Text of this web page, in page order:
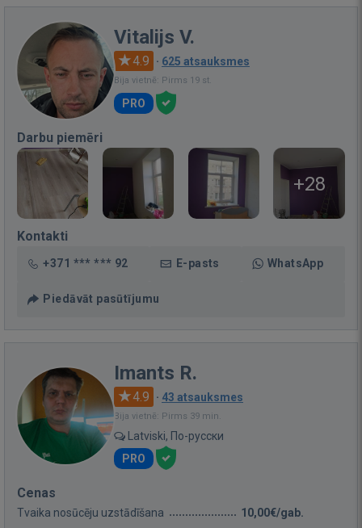
Vitalijs V.
4.9 · 625 atsauksmes
Bija vietnē: Pirms 19 st.
PRO
Darbu piemēri
+28
Kontakti
+371 *** *** 92 E-pasts WhatsApp
Piedāvāt pasūtījumu
Imants R.
4.9 · 43 atsauksmes
Bija vietnē: Pirms 39 min.
Latviski, По-русски
PRO
Cenas
Tvaika nosūcēju uzstādīšana 10,00€/gab.